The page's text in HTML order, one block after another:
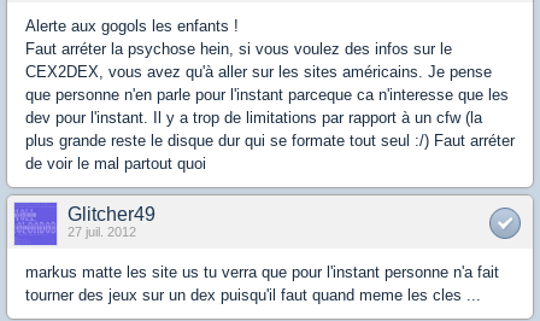
Alerte aux gogols les enfants !
Faut arréter la psychose hein, si vous voulez des infos sur le
CEX2DEX, vous avez qu'à aller sur les sites américains. Je pense
que personne n'en parle pour l'instant parceque ca n'interesse que les
dev pour l'instant. Il y a trop de limitations par rapport à un cfw (la
plus grande reste le disque dur qui se formate tout seul :/) Faut arréter
de voir le mal partout quoi
Glitcher49
27 juil. 2012
markus matte les site us tu verra que pour l'instant personne n'a fait
tourner des jeux sur un dex puisqu'il faut quand meme les cles ...